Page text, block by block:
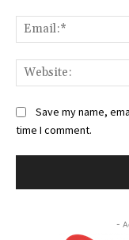
Save my name,
time I comment.
-